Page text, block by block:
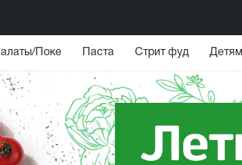
Поке Паста Стрит фуд Детям